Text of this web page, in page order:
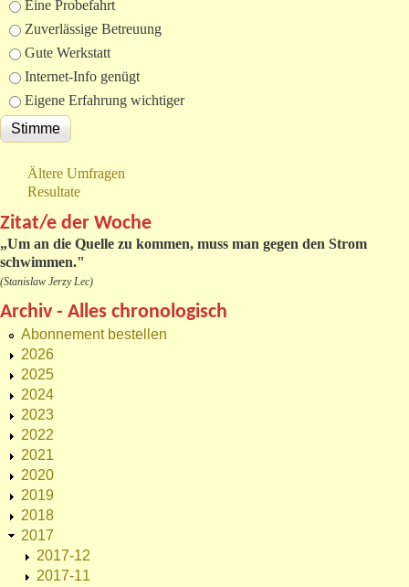
Eine Probefahrt
Zuverlässige Betreuung
Gute Werkstatt
Internet-Info genügt
Eigene Erfahrung wichtiger
Ältere Umfragen
Resultate
Zitat/e der Woche
„Um an die Quelle zu kommen, muss man gegen den Strom
schwimmen."
(Stanislaw Jerzy Lec)
Archiv - Alles chronologisch
Abonnement bestellen
2026
2025
2024
2023
2022
2021
2020
2019
2018
2017
2017-12
2017-11